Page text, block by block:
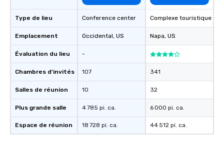
Type de lieu
Emplacement
Évaluation du lieu
Chambres d'invités
Salles de réunion
Plus grande salle
Espace de réunion
Conference center
Occidental, US
-
107
10
4 785 pi. ca.
18 728 pi. ca.
Complexe touristique
Napa, US
341
32
6 000 pi. ca.
44 512 pi. ca.